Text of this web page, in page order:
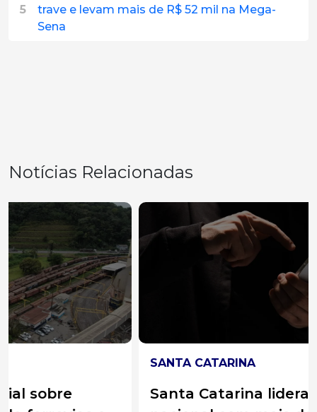
5
trave e levam mais de R$ 52 mil na Mega-
Sena
Notícias Relacionadas
Santa Catarina lidera ranking